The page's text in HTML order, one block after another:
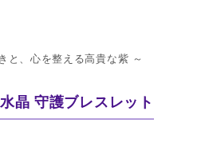
と、心を整える高貴な紫 ～
晶 守護ブレスレット